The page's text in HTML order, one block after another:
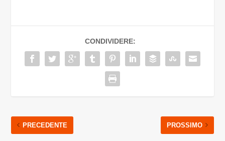
CONDIVIDERE:
PRECEDENTE PROSSIMO